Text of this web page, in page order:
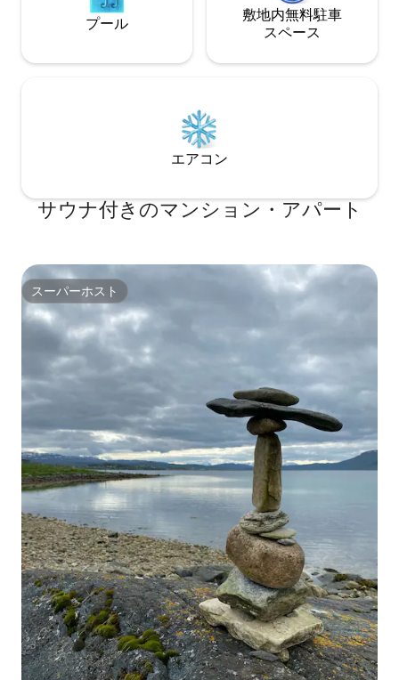
プール
敷地内無料駐⁠車
ス⁠ペ⁠ー⁠ス
エアコン
サウナ付きのマンション・アパート
スーパーホスト
スーパーホスト